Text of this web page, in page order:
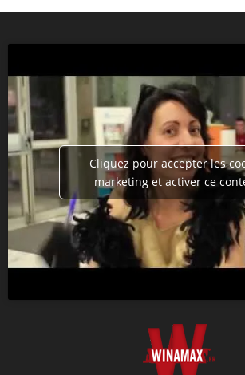
Cliquez pour accepter les
marketing et activer ce